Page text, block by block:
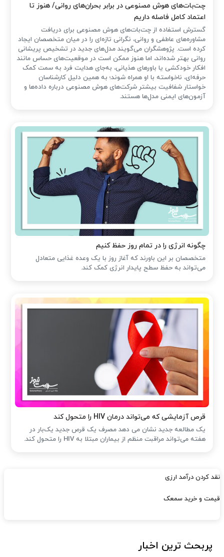
چت‌بات‌های هوش مصنوعی در برابر بحران‌های روانی/ هنوز تا
اعتماد کامل فاصله داریم
گسترش استفاده از چت‌بات‌های هوش مصنوعی برای دریافت
مشاوره‌های عاطفی و روانی، نگرانی تازه‌ای را در میان متخصصان ایجاد
کرده است. پژوهشگران می‌گویند مدل‌های جدید در تشخیص پریشانی
روانی بهتر شده‌اند، اما هنوز ممکن است در موقعیت‌های حساس مانند
افکار خودکشی یا باورهای هذیانی، به‌جای هدایت فرد به سمت کمک
حرفه‌ای، ناخواسته با او همراه شوند؛ به همین دلیل کارشناسان
خواستار شفافیت بیشتر شرکت‌های هوش مصنوعی درباره داده‌ها و
آزمون‌های ایمنی مدل‌ها هستند.
چگونه انرژی را در تمام روز حفظ کنیم
متخصصان بر این باورند که آغاز روز با یک وعده غذایی متعادل
می‌تواند به حفظ سطح پایدار انرژی کمک کند.
قرص آزمایشی که می‌تواند درمان HIV را متحول کند
یک مطالعه جدید نشان می دهد مصرف یک قرص جدید یک‌بار در
هفته می‌تواند مراقبت منظم از بیماران مبتلا به HIV را متحول کند.
نقد کردن درآمد ارزی
قیمت و خرید سمعک
پربحث ترین اخبار